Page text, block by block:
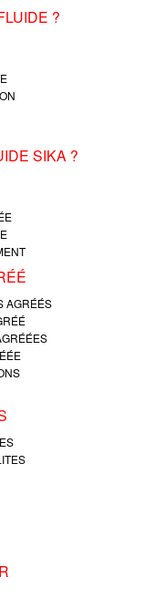
?
SIKA ?
AGRÉÉS